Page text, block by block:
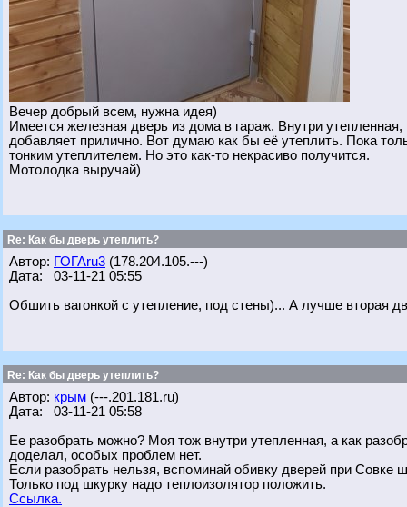
Вечер добрый всем, нужна идея)
Имеется железная дверь из дома в гараж. Внутри
добавляет прилично. Вот думаю как бы её утеплить. Пока
тонким утеплителем. Но это как-то некрасиво получится.
Мотолодка выручай)
Re: Как бы дверь утеплить?
Автор: ГОГАru3 (178.204.105.---)
Дата: 03-11-21 05:55
Обшить вагонкой с утепление, под стены)... А лучше вторая
Re: Как бы дверь утеплить?
Автор: крым (---.201.181.ru)
Дата: 03-11-21 05:58
Ее разобрать можно? Моя тож внутри утепленная, а как
доделал, особых проблем нет.
Если разобрать нельзя, вспоминай обивку дверей при Совке
Только под шкурку надо теплоизолятор положить.
Ссылка.